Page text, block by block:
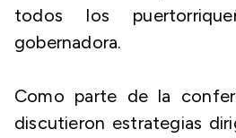
todos los
gobernadora.
Como parte de la
discutieron estrategias